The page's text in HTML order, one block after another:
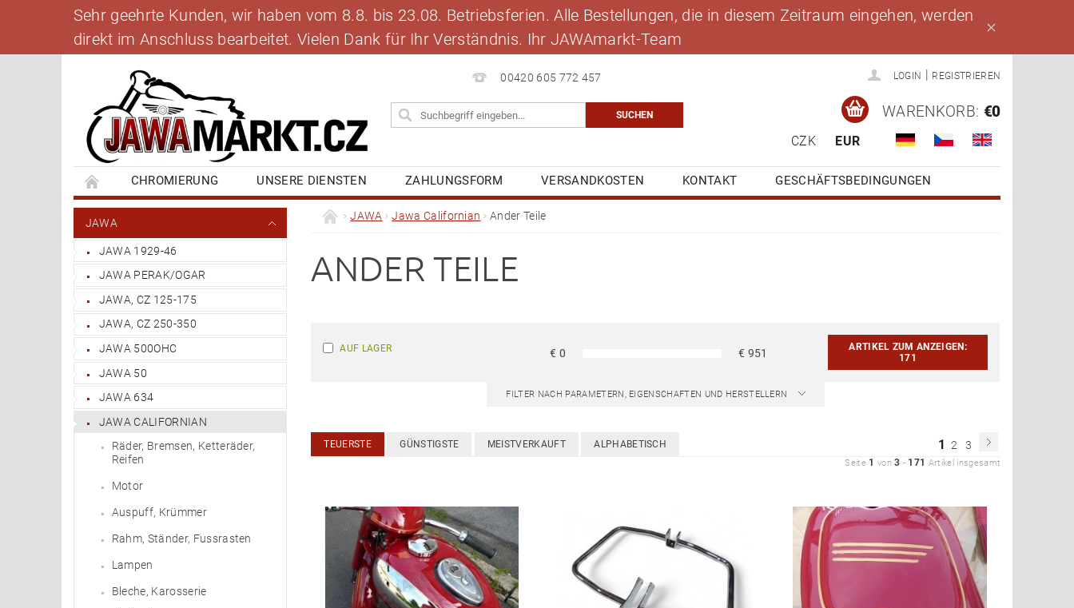
Sehr geehrte Kunden, wir haben vom 8.8. bis 23.08. Betriebsferien. Alle Bestellungen, die in diesem Zeitraum eingehen, werden
direkt im Anschluss bearbeitet. Vielen Dank für Ihr Verständnis. Ihr JAWAmarkt-Team
00420 605 772 457 LOGIN REGISTRIEREN
CZK EUR
WARENKORB: €0
CHROMIERUNG UNSERE DIENSTEN ZAHLUNGSFORM VERSANDKOSTEN KONTAKT
GESCHÄFTSBEDINGUNGEN
BANKVERBINDUNG
SCHREIBEN SIE UNS BLOG MEINE BESTELLUNG
JAWA
JAWA 1929-46
JAWA PERAK/OGAR
JAWA, CZ 125-175
JAWA, CZ 250-350
JAWA 500OHC
JAWA 50
JAWA 634
JAWA CALIFORNIAN
Räder, Bremsen, Ketteräder,
Reifen
Motor
Auspuff, Krümmer
Rahm, Ständer, Fussrasten
Lampen
Bleche, Karosserie
JAWA Jawa Californian Ander Teile
ANDER TEILE
AUF LAGER €0 € 951
ARTIKEL ZUM ANZEIGEN:
171
FILTER NACH PARAMETERN, EIGENSCHAFTEN UND HERSTELLERN
TEUERSTE GÜNSTIGSTE MEISTVERKAUFT ALPHABETISCH 1 2 3
Seite 1 von3 - 171 Artikel insgesamt